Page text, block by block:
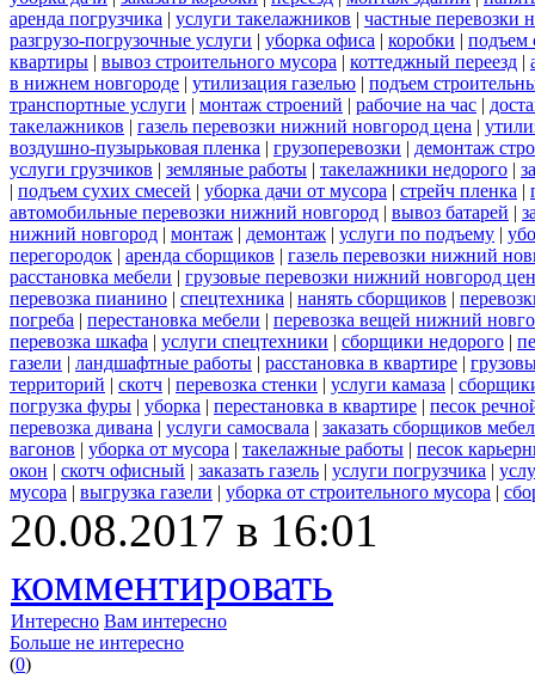
аренда погрузчика | услуги такелажников | частные перевозки
разгрузо-погрузочные услуги | уборка офиса | коробки | подъем
квартиры | вывоз строительного мусора | коттеджный переезд |
в нижнем новгороде | утилизация газелью | подъем
транспортные услуги | монтаж строений | рабочие на час |
такелажников | газель перевозки нижний новгород цена |
воздушно-пузырьковая пленка | грузоперевозки | демонтаж
услуги грузчиков | земляные работы | такелажники недорого |
| подъем сухих смесей | уборка дачи от мусора | стрейч пленка |
автомобильные перевозки нижний новгород | вывоз батарей |
нижний новгород | монтаж | демонтаж | услуги по подъему |
перегородок | аренда сборщиков | газель перевозки нижний
расстановка мебели | грузовые перевозки нижний новгород
перевозка пианино | спецтехника | нанять сборщиков |
погреба | перестановка мебели | перевозка вещей нижний
перевозка шкафа | услуги спецтехники | сборщики недорого |
газели | ландшафтные работы | расстановка в квартире |
территорий | скотч | перевозка стенки | услуги камаза |
погрузка фуры | уборка | перестановка в квартире | песок
перевозка дивана | услуги самосвала | заказать сборщиков
вагонов | уборка от мусора | такелажные работы | песок
окон | скотч офисный | заказать газель | услуги погрузчика |
мусора | выгрузка газели | уборка от строительного мусора |
20.08.2017 в 16:01
комментировать
Интересно Вам интересно
Больше не интересно
(0)